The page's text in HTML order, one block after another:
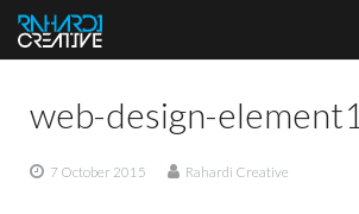
web-design-element1
7 October 2015 Rahardi Creative